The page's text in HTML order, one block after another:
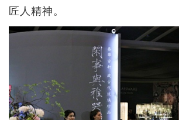
匠人精神。